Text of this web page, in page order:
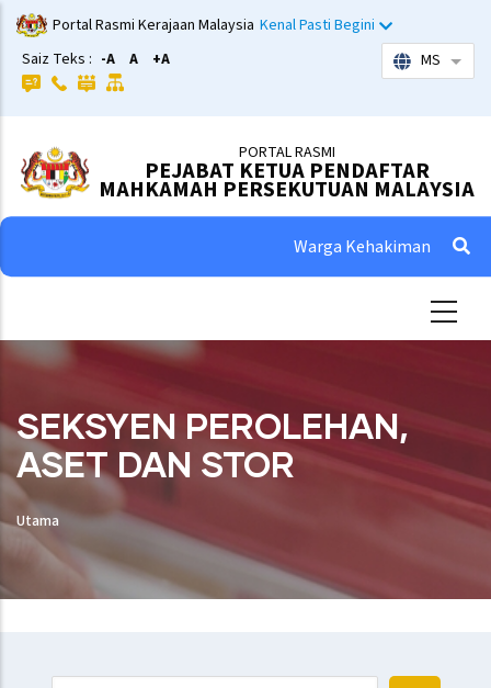
Skip
to
main
content
Portal Rasmi Kerajaan Malaysia Kenal Pasti Begini
Saiz Teks : -A A +A MS List
PORTAL RASMI
PEJABAT KETUA PENDAFTAR
MAHKAMAH PERSEKUTUAN MALAYSIA
Warga Kehakiman
SEKSYEN PEROLEHAN,
ASET DAN STOR
Utama